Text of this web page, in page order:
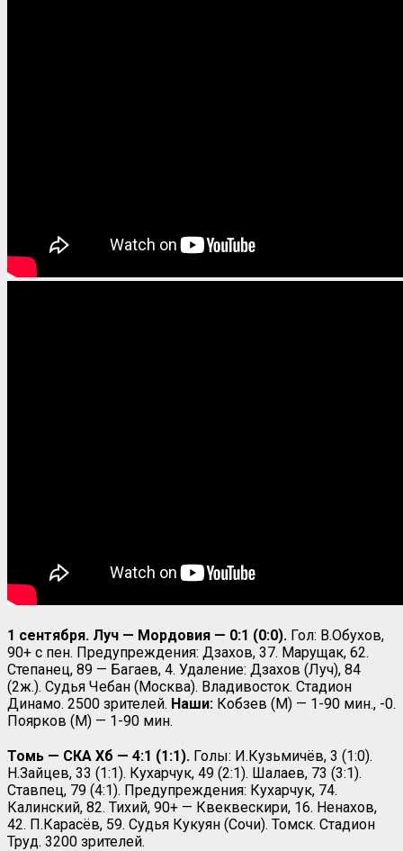
1 сентября. Луч — Мордовия — 0:1 (0:0). Гол: В.Обухов,
90+ с пен. Предупреждения: Дзахов, 37. Марущак, 62.
Степанец, 89 — Багаев, 4. Удаление: Дзахов (Луч), 84
(2ж.). Судья Чебан (Москва). Владивосток. Стадион
Динамо. 2500 зрителей. Наши: Кобзев (М) — 1-90 мин., -0.
Поярков (М) — 1-90 мин.
Томь — СКА Хб — 4:1 (1:1). Голы: И.Кузьмичёв, 3 (1:0).
Н.Зайцев, 33 (1:1). Кухарчук, 49 (2:1). Шалаев, 73 (3:1).
Ставпец, 79 (4:1). Предупреждения: Кухарчук, 74.
Калинский, 82. Тихий, 90+ — Квеквескири, 16. Ненахов,
42. П.Карасёв, 59. Судья Кукуян (Сочи). Томск. Стадион
Труд. 3200 зрителей.